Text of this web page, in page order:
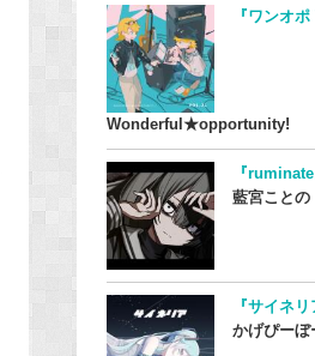
『ワンオポ
Wonderful★opportunity!
『ruminate
藍宮ことの
『サイネリ
かげぴーぼ